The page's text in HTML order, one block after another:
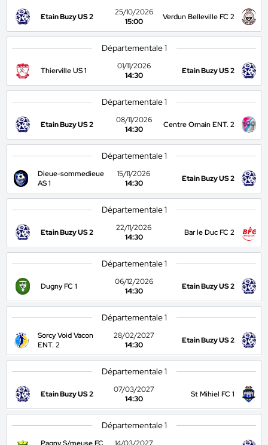
Etain Buzy US 2
25/10/2026
15:00
Verdun Belleville FC 2
Départementale 1
Thierville US 1
01/11/2026
14:30
Etain Buzy US 2
Départementale 1
Etain Buzy US 2
08/11/2026
14:30
Centre Ornain ENT. 2
Départementale 1
Dieue-sommedieue
AS 1
15/11/2026
14:30
Etain Buzy US 2
Départementale 1
Etain Buzy US 2
22/11/2026
14:30
Bar le Duc FC 2
Départementale 1
Dugny FC 1
06/12/2026
14:30
Etain Buzy US 2
Départementale 1
Sorcy Void Vacon
ENT. 2
28/02/2027
14:30
Etain Buzy US 2
Départementale 1
Etain Buzy US 2
07/03/2027
14:30
St Mihiel FC 1
Départementale 1